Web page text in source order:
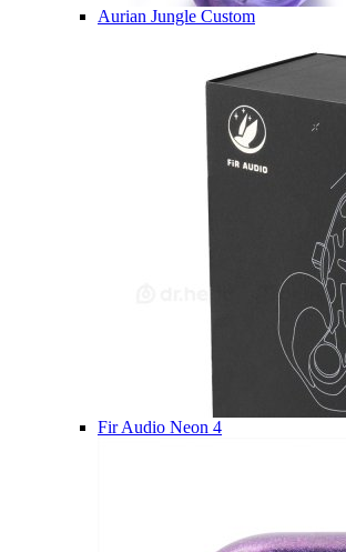
Aurian Jungle Custom
Fir Audio Neon 4